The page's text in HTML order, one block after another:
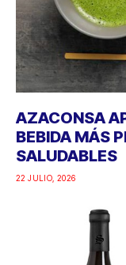
AZACONSA
BEBIDA MÁS
SALUDABLES
22 JULIO, 2026